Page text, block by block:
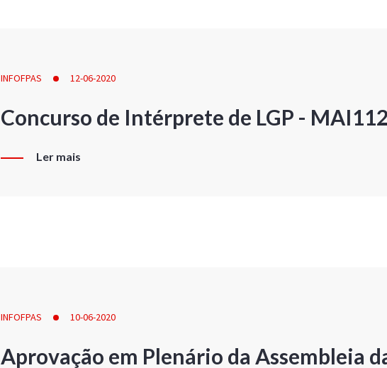
INFOFPAS 12-06-2020
Concurso de Intérprete de LGP - MAI112
Ler mais
INFOFPAS 10-06-2020
Aprovação em Plenário da Assembleia